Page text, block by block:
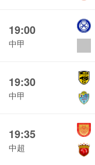
19:00
中甲
19:30
中甲
19:35
中超